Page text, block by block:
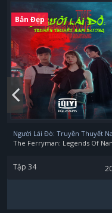
Bản Đẹp
Tập 34